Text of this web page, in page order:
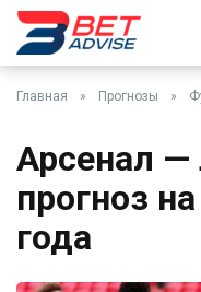
Главная » Прогнозы »
Арсенал —
прогноз
года